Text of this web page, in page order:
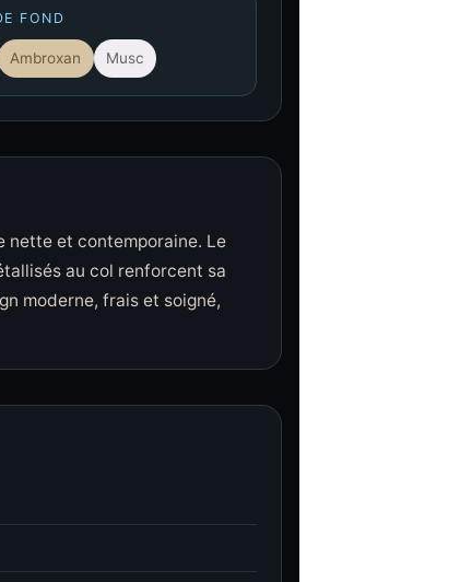
FOND
Ambroxan Musc
nette et contemporaine. Le
au col renforcent sa
moderne, frais et soigné,